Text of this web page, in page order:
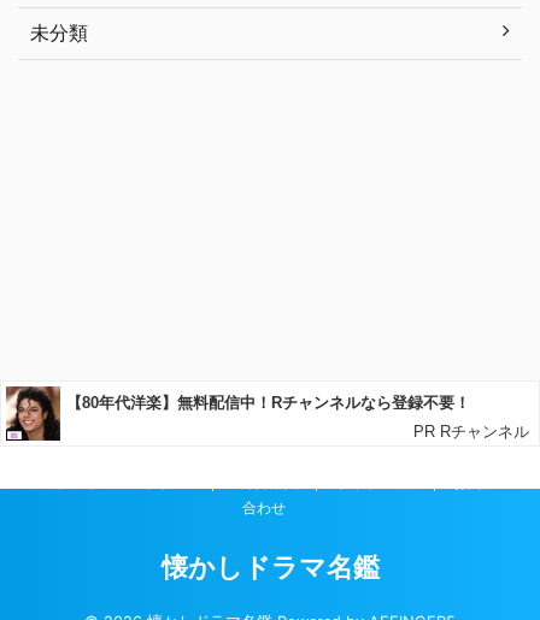
未分類
合わせ
懐かしドラマ名鑑